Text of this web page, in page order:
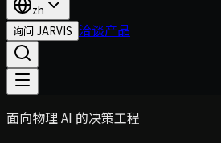
zh
询问 JARVIS 洽谈产品
面向物理 AI 的决策工程